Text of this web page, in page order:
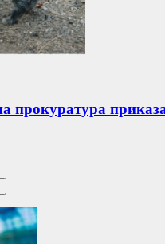
прокуратура